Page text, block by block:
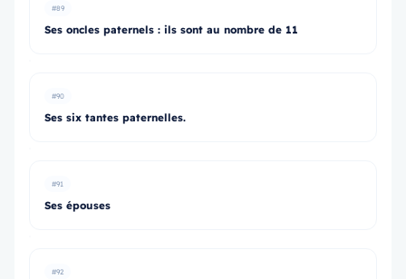
#89
Ses oncles paternels : ils sont au nombre de 11
#90
Ses six tantes paternelles.
#91
Ses épouses
#92